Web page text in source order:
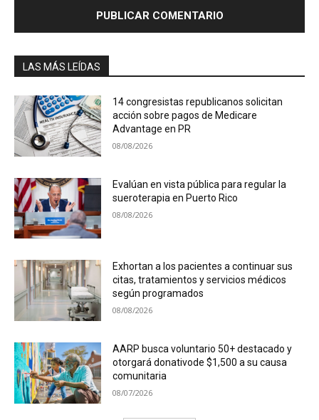
LAS MÁS LEÍDAS
14 congresistas republicanos solicitan
acción sobre pagos de Medicare
Advantage en PR
08/08/2026
Evalúan en vista pública para regular la
sueroterapia en Puerto Rico
08/08/2026
Exhortan a los pacientes a continuar sus
citas, tratamientos y servicios médicos
según programados
08/08/2026
AARP busca voluntario 50+ destacado y
otorgará donativode $1,500 a su causa
comunitaria
08/07/2026